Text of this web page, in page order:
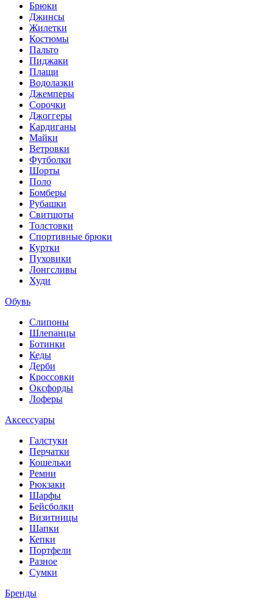
Брюки
Джинсы
Жилетки
Костюмы
Пальто
Пиджаки
Плащи
Водолазки
Джемперы
Сорочки
Джоггеры
Кардиганы
Майки
Ветровки
Футболки
Шорты
Поло
Бомберы
Рубашки
Свитшоты
Толстовки
Спортивные брюки
Куртки
Пуховики
Лонгсливы
Худи
Обувь
Слипоны
Шлепанцы
Ботинки
Кеды
Дерби
Кроссовки
Оксфорды
Лоферы
Аксессуары
Галстуки
Перчатки
Кошельки
Ремни
Рюкзаки
Шарфы
Бейсболки
Визитницы
Шапки
Кепки
Портфели
Разное
Сумки
Бренды